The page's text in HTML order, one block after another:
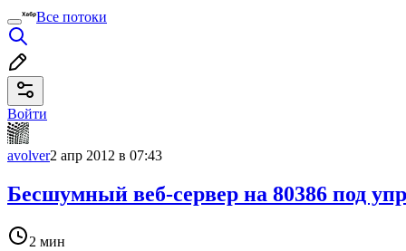
Все потоки
Войти
avolver2 апр 2012 в 07:43
Бесшумный веб-сервер на 80386 под
2 мин